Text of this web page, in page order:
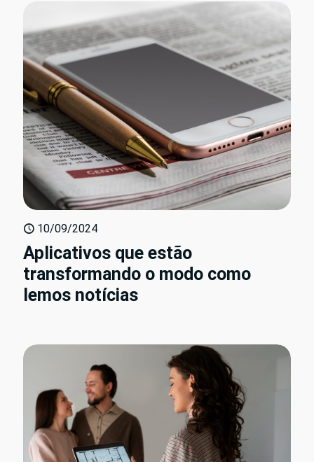
10/09/2024
Aplicativos que estão
transformando o modo como
lemos notícias